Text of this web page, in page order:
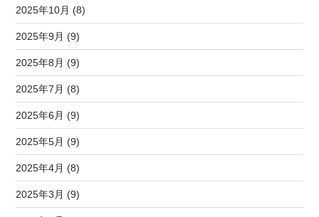
2025年10月 (8)
2025年9月 (9)
2025年8月 (9)
2025年7月 (8)
2025年6月 (9)
2025年5月 (9)
2025年4月 (8)
2025年3月 (9)